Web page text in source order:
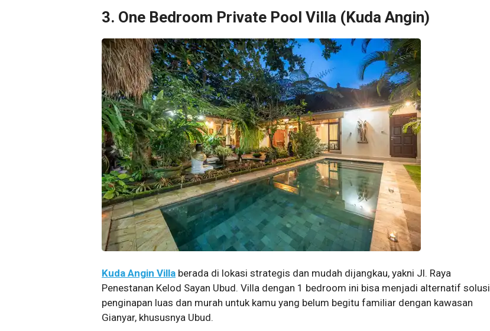
3. One Bedroom Private Pool Villa (Kuda Angin)
Kuda Angin Villa berada di lokasi strategis dan mudah dijangkau, yakni Jl. Raya
Penestanan Kelod Sayan Ubud. Villa dengan 1 bedroom ini bisa menjadi alternatif solusi
penginapan luas dan murah untuk kamu yang belum begitu familiar dengan kawasan
Gianyar, khususnya Ubud.